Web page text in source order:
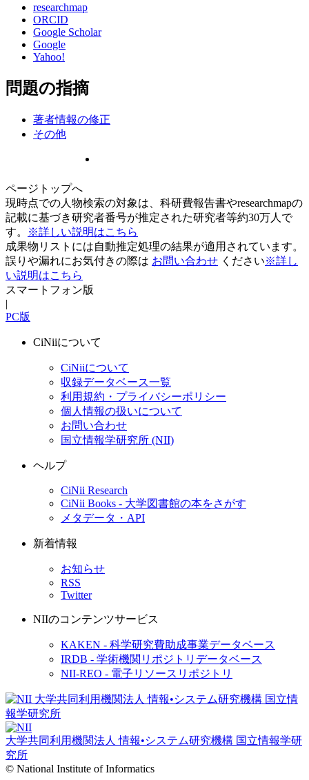
researchmap
ORCID
Google Scholar
Google
Yahoo!
問題の指摘
著者情報の修正
その他
ページトップへ
現時点での人物検索の対象は、科研費報告書やresearchmapの
記載に基づき研究者番号が推定された研究者等約30万人で
す。
※詳しい説明はこちら
成果物リストには自動推定処理の結果が適用されています。
誤りや漏れにお気付きの際は お問い合わせ ください※詳し
い説明はこちら
スマートフォン版
|
PC版
CiNiiについて
CiNiiについて
収録データベース一覧
利用規約・プライバシーポリシー
個人情報の扱いについて
お問い合わせ
国立情報学研究所 (NII)
ヘルプ
CiNii Research
CiNii Books - 大学図書館の本をさがす
メタデータ・API
新着情報
お知らせ
RSS
Twitter
NIIのコンテンツサービス
KAKEN - 科学研究費助成事業データベース
IRDB - 学術機関リポジトリデータベース
NII-REO - 電子リソースリポジトリ
大学共同利用機関法人 情報•システム研究機構 国立情報学研
究所
© National Institute of Informatics